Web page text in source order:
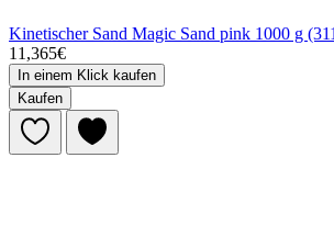
Kinetischer Sand Magic Sand pink 1000 g
11,365€
In einem Klick kaufen
Kaufen